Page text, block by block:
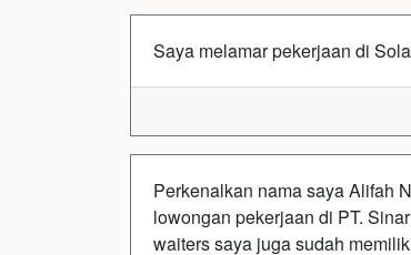
Saya melamar pekerjaan di
Perkenalkan nama saya Alifah
lowongan pekerjaan di PT.
waiters saya juga sudah